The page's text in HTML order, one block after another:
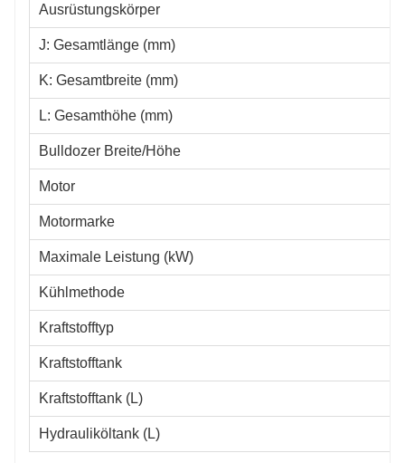
Ausrüstungskörper
J: Gesamtlänge (mm)
K: Gesamtbreite (mm)
L: Gesamthöhe (mm)
Bulldozer Breite/Höhe
Motor
Motormarke
Maximale Leistung (kW)
Kühlmethode
Kraftstofftyp
Kraftstofftank
Kraftstofftank (L)
Hydrauliköltank (L)